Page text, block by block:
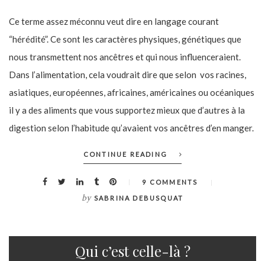
Ce terme assez méconnu veut dire en langage courant
“hérédité”. Ce sont les caractères physiques, génétiques que
nous transmettent nos ancêtres et qui nous influenceraient.
Dans l’alimentation, cela voudrait dire que selon vos racines,
asiatiques, européennes, africaines, américaines ou océaniques
il y a des aliments que vous supportez mieux que d’autres à la
digestion selon l’habitude qu’avaient vos ancêtres d’en manger.
CONTINUE READING
9 COMMENTS
by SABRINA DEBUSQUAT
Qui c’est celle-là ?